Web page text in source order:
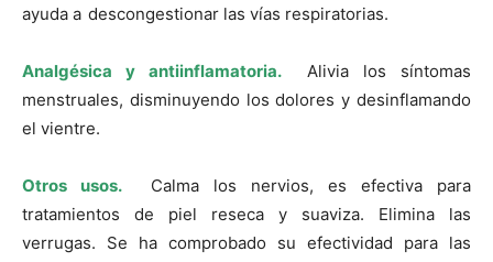
ayuda a descongestionar las vías respiratorias.
Analgésica y antiinflamatoria.
Alivia los síntomas
menstruales, disminuyendo los dolores y desinflamando
el vientre.
Otros usos.
Calma los nervios, es efectiva para
tratamientos de piel reseca y suaviza. Elimina las
verrugas. Se ha comprobado su efectividad para las